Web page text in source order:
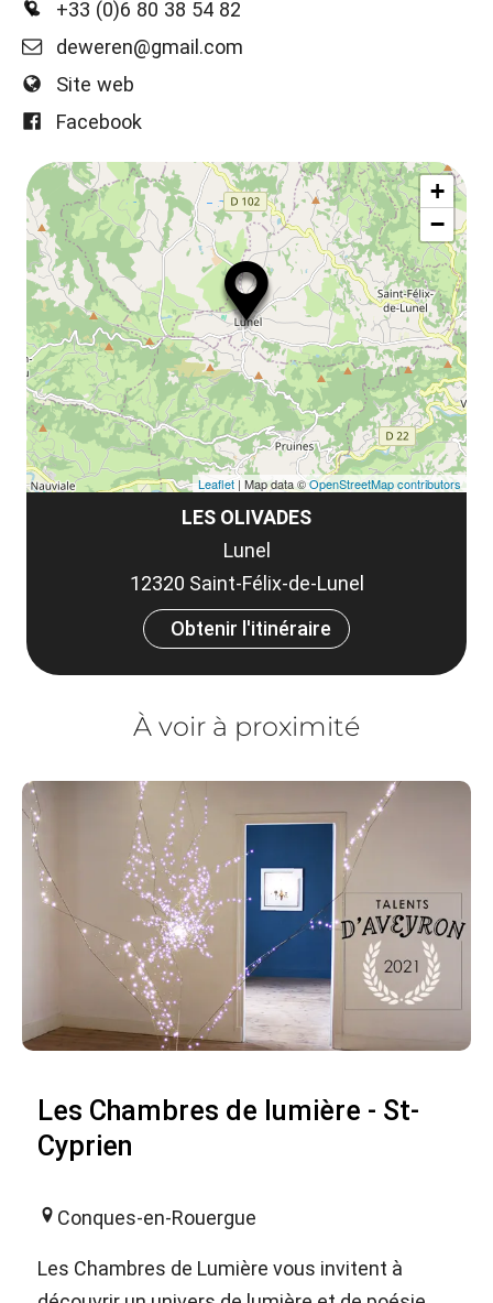
+33 (0)6 80 38 54 82
deweren@gmail.com
Site web
Facebook
LES OLIVADES
Lunel
12320 Saint-Félix-de-Lunel
Obtenir l'itinéraire
+
−
Leaflet | Map data ©OpenStreetMap contributors
À voir à proximité
Les Chambres de lumière - St-
Cyprien
Conques-en-Rouergue
Les Chambres de Lumière vous invitent à